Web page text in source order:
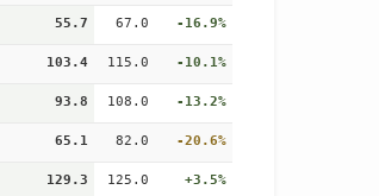
55.7 67.0 -16.9%
103.4 115.0 -10.1%
93.8 108.0 -13.2%
65.1 82.0 -20.6%
129.3 125.0 +3.5%